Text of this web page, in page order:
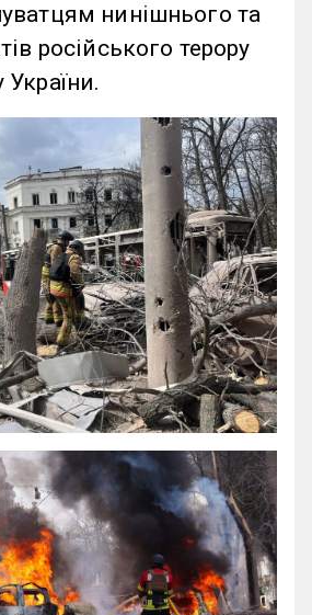
нинішнього та
російського терору